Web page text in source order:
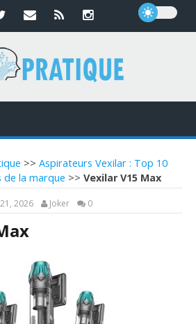
>> Aspirateurs Vexilar : Top 10
de la marque >> Vexilar V15 Max
2026 Joker 0